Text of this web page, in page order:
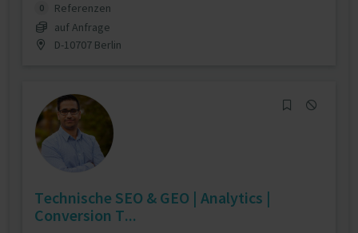
0
Referenzen
auf Anfrage
D-10707 Berlin
Technische SEO & GEO | Analytics |
Conversion T...